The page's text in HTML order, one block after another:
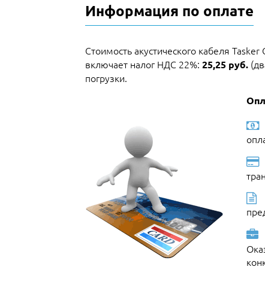
Информация по оплате
Стоимость акустического кабеля
включает налог НДС 22%: 25,25 руб.
погрузки.